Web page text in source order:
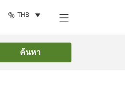
THB
ค้นหา